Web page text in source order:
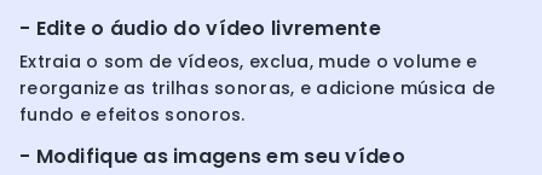
- Edite o áudio do vídeo livremente
Extraia o som de vídeos, exclua, mude o volume e
reorganize as trilhas sonoras, e adicione música de
fundo e efeitos sonoros.
- Modifique as imagens em seu vídeo